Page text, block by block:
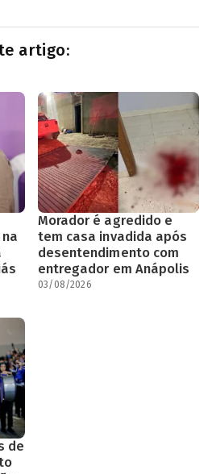
artigo:
Morador é agredido e
tem casa invadida após
desentendimento com
entregador em Anápolis
03/08/2026
de